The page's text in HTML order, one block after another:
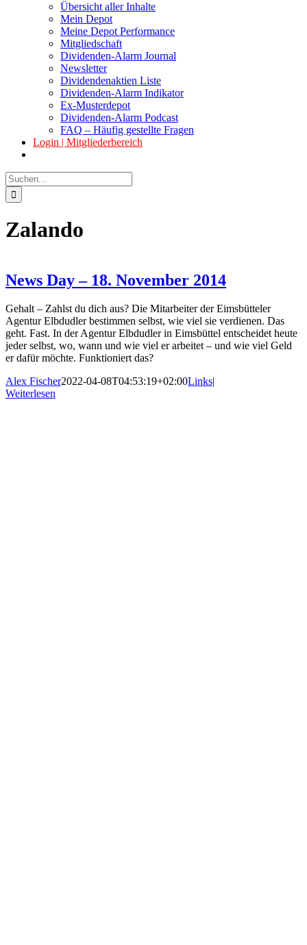
Übersicht aller Inhalte
Mein Depot
Meine Depot Performance
Mitgliedschaft
Dividenden-Alarm Journal
Newsletter
Dividendenaktien Liste
Dividenden-Alarm Indikator
Ex-Musterdepot
Dividenden-Alarm Podcast
FAQ – Häufig gestellte Fragen
Login | Mitgliederbereich
Suche
nach:
Zalando
News Day – 18. November 2014
Gehalt – Zahlst du dich aus? Die Mitarbeiter der Eimsbütteler
Agentur Elbdudler bestimmen selbst, wie viel sie verdienen. Das
geht. Fast. In der Agentur Elbdudler in Eimsbüttel entscheidet heute
jeder selbst, wo, wann und wie viel er arbeitet – und wie viel Geld
er dafür möchte. Funktioniert das?
Alex Fischer2022-04-08T04:53:19+02:00Links|
Weiterlesen